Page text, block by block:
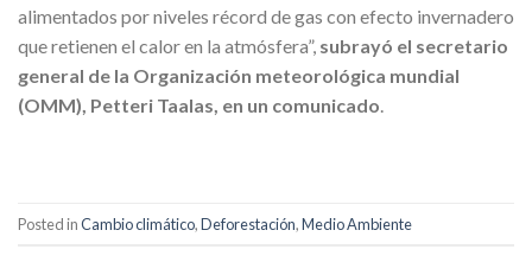
alimentados por niveles récord de gas con efecto invernadero
que retienen el calor en la atmósfera”, subrayó el secretario
general de la Organización meteorológica mundial
(OMM), Petteri Taalas, en un comunicado.
Posted inCambio climático,Deforestación,Medio Ambiente